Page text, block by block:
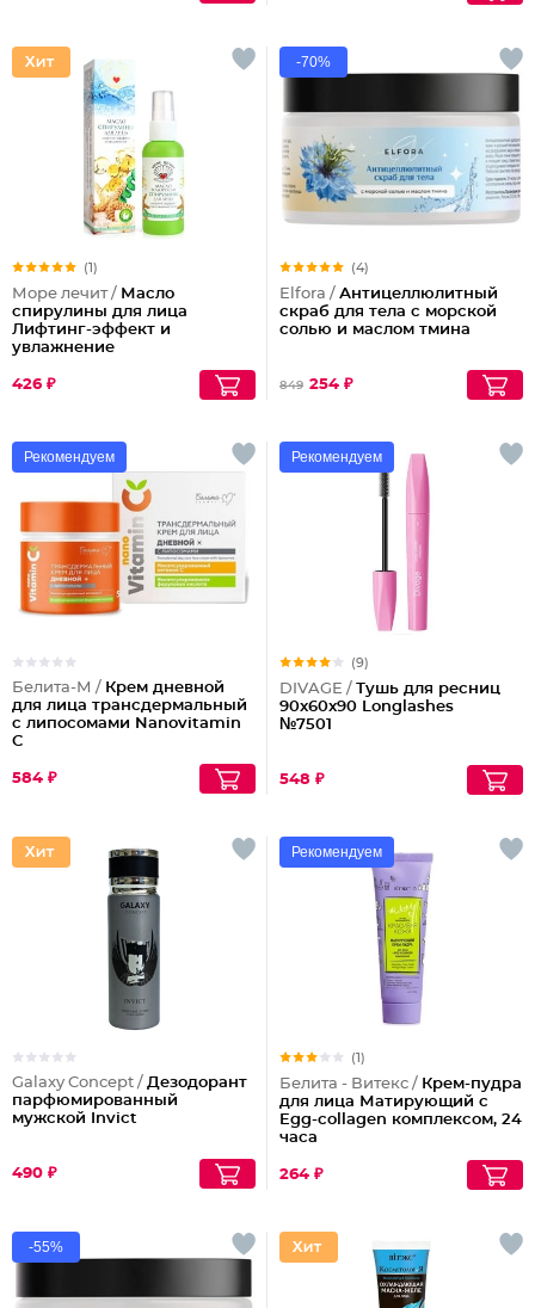
(1)
Море лечит / Масло
спирулины для лица
Лифтинг-эффект и
увлажнение
426 ₽
-70%
(4)
Elfora / Антицеллюлитный
скраб для тела с морской
солью и маслом тмина
849 254 ₽
Рекомендуем
Белита-М / Крем дневной
для лица трансдермальный
с липосомами Nanovitamin
С
584 ₽
Рекомендуем
(9)
DIVAGE / Тушь для ресниц
90x60x90 Longlashes
№7501
548 ₽
Galaxy Concept / Дезодорант
парфюмированный
мужской Invict
490 ₽
Рекомендуем
(1)
Белита - Витекс / Крем-пудра
для лица Матирующий с
Egg-collagen комплексом, 24
часа
264 ₽
-55%